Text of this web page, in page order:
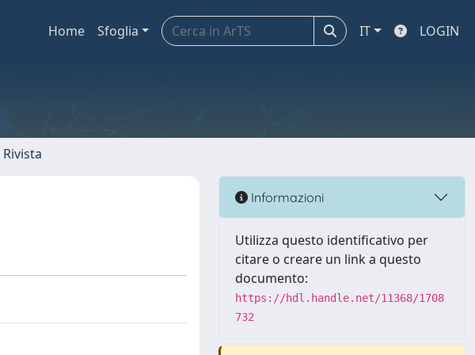
Home Sfoglia IT LOGIN
Informazioni
Utilizza questo identificativo per
citare o creare un link a questo
documento:
https://hdl.handle.net/11368/1708
732